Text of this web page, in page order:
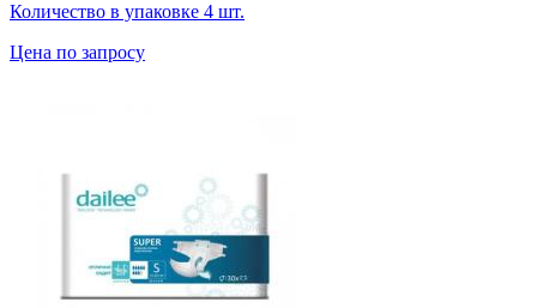
Количество в упаковке 4 шт.
Цена по запросу